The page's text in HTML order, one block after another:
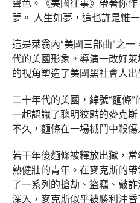
聲色。《美國往事》帶著你
夢。 人生如夢，這也許是惟
這是萊翁內“美國三部曲”之
代的美國形象。導演一改好
的視角塑造了美國黑社會人出
二十年代的美國，綽號“麵條
一起認識了聰明狡黠的麥克
不久，麵條在一場械鬥中殺傷
若干年後麵條被釋放出獄，
熟健壯的青年。在麥克斯的
了一系列的搶劫、盜竊、敲
深入，麥克斯似乎被勝利沖